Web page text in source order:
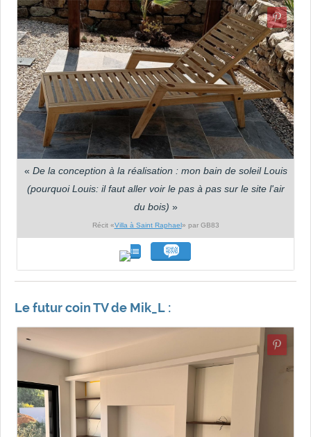
« De la conception à la réalisation : mon bain de soleil Louis
(pourquoi Louis: il faut aller voir le pas à pas sur le site l'air
du bois) »
Récit «Villa à Saint Raphael » par GB83
Le futur coin TV de Mik_L :